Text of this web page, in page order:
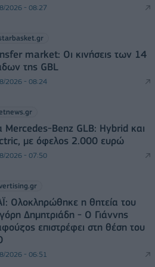
2026 - 08:27
market: Οι κινήσεις των 14
της GBL
2026 - 08:24
Mercedes-Benz GLB: Hybrid και
με όφελος 2.000 ευρώ
2026 - 07:50
Ολοκληρώθηκε η θητεία του
Δημητριάδη - Ο Γιάννης
επιστρέφει στη θέση του
2026 - 06:51